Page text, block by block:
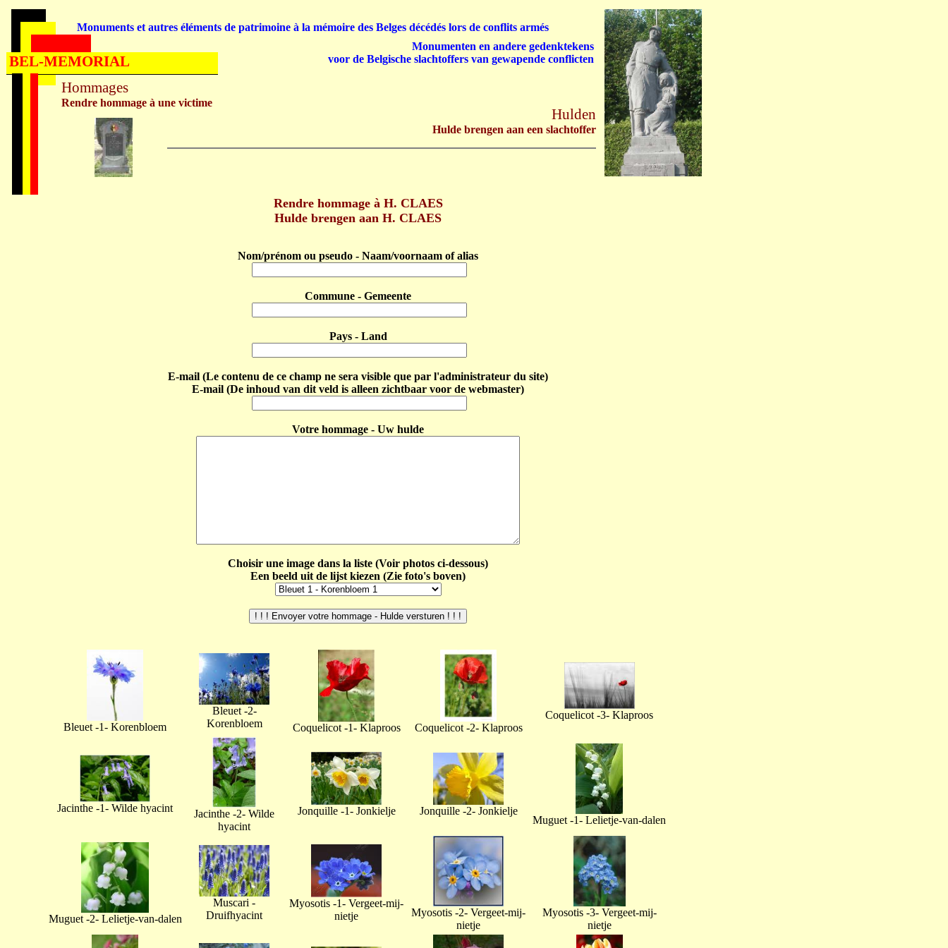
Rendre hommage à H. CLAES
Hulde brengen aan H. CLAES
Nom/prénom ou pseudo - Naam/voornaam of alias
Commune - Gemeente
Pays - Land
E-mail (Le contenu de ce champ ne sera visible que par l'administrateur du site)
E-mail (De inhoud van dit veld is alleen zichtbaar voor de webmaster)
Votre hommage - Uw hulde
Choisir une image dans la liste (Voir photos ci-dessous)
Een beeld uit de lijst kiezen (Zie foto's boven)
Bleuet -1- Korenbloem
Bleuet -2-
Korenbloem
Coquelicot -1- Klaproos Coquelicot -2- Klaproos
Coquelicot -3- Klaproos
Jacinthe -1- Wilde hyacint
Jacinthe -2- Wilde
hyacint
Jonquille -1- Jonkielje Jonquille -2- Jonkielje
Muguet -1- Lelietje-van-dalen
Muguet -2- Lelietje-van-dalen
Muscari -
Druifhyacint
Myosotis -1- Vergeet-mij-
nietje
Myosotis -2- Vergeet-mij-
nietje
Myosotis -3- Vergeet-mij-
nietje
Hommages
Rendre hommage à une victime
Hulden
Hulde brengen aan een slachtoffer
Monuments et autres éléments de patrimoine à la mémoire des Belges décédés lors de conflits armés
Monumenten en andere gedenktekens
voor de Belgische slachtoffers van gewapende conflicten
BEL-MEMORIAL